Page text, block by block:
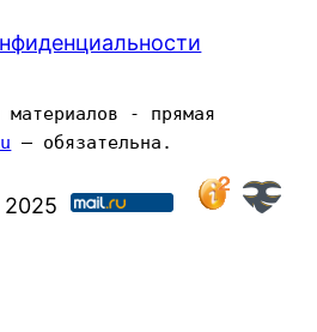
материалов - прямая
— обязательна.